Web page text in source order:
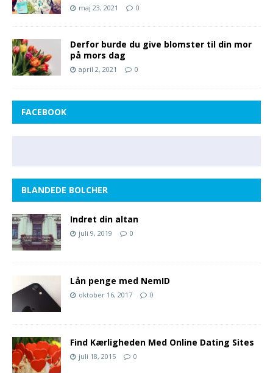
maj 23, 2021 0
Derfor burde du give blomster til din mor
på mors dag
april 2, 2021 0
FACEBOOK
BLANDEDE BOLCHER
Indret din altan
juli 9, 2019 0
Lån penge med NemID
oktober 16, 2017 0
Find Kærligheden Med Online Dating Sites
juli 18, 2015 0